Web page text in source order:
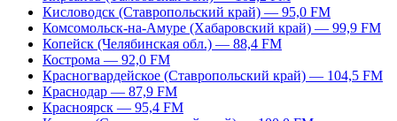
Кисловодск (Ставропольский край) — 95,0 FM
Комсомольск-на-Амуре (Хабаровский край) — 99,9 FM
Копейск (Челябинская обл.) — 88,4 FM
Кострома — 92,0 FM
Красногвардейское (Ставропольский край) — 104,5 FM
Краснодар — 87,9 FM
Красноярск — 95,4 FM